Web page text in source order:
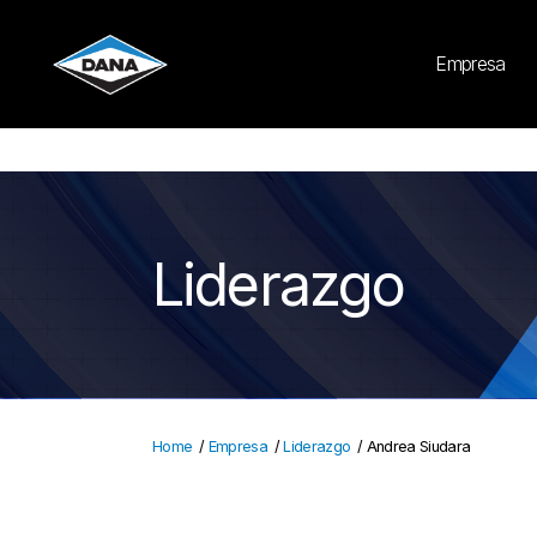
Empresa
Liderazgo
Home / Empresa /Liderazgo / Andrea Siudara